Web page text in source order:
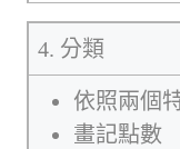
4. 分類
依照兩個
畫記點數